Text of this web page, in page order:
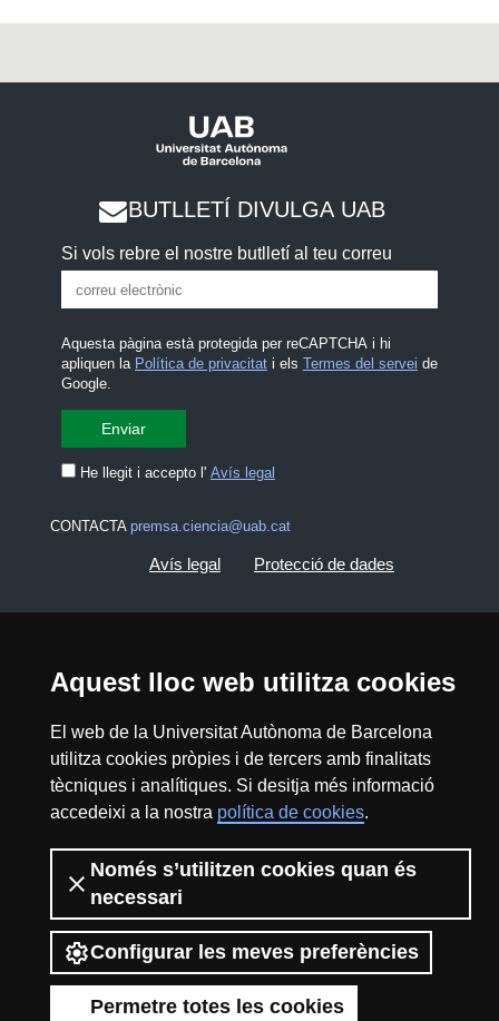
Aquest lloc web utilitza cookies
El web de la Universitat Autònoma de Barcelona
utilitza cookies pròpies i de tercers amb finalitats
tècniques i analítiques. Si desitja més informació
accedeixi a la nostra política de cookies.
Només s’utilitzen cookies quan és
necessari
Configurar les meves preferències
Permetre totes les cookies
BUTLLETÍ DIVULGA UAB
Si vols rebre el nostre butlletí al teu correu
Aquesta pàgina està protegida per reCAPTCHA i hi
apliquen la Política de privacitati els Termes del servei de
Google.
He llegit i accepto l' Avís legal
CONTACTA premsa.ciencia@uab.cat
Avís legal Protecció de dades
Mapa del web UAB
2026 Divulga UAB - Creative Commons
Reconeixement - No Comercial (CC BY NC) -
ISSN: 2014-6388